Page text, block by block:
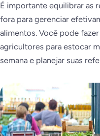
É importante equilibrar as
fora para gerenciar
alimentos. Você pode
agricultores para estocar
semana e planejar suas